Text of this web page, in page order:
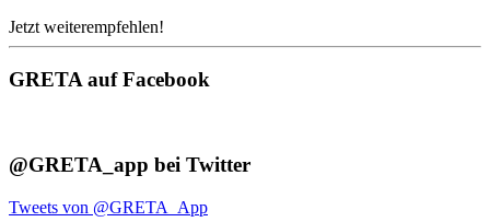
Jetzt weiterempfehlen!
GRETA auf Facebook
@GRETA_app bei Twitter
Tweets von @GRETA_App